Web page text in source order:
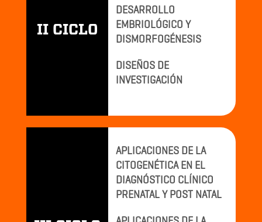
II CICLO
DESARROLLO
EMBRIOLÓGICO Y
DISMORFOGÉNESIS
DISEÑOS DE
INVESTIGACIÓN
APLICACIONES DE LA
CITOGENÉTICA EN EL
DIAGNÓSTICO CLÍNICO
PRENATAL Y POST NATAL